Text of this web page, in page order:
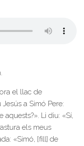
el llac de
a Simó Pere:
aquests?». Li diu: «Sí,
els meus
«Simó, [fill] de